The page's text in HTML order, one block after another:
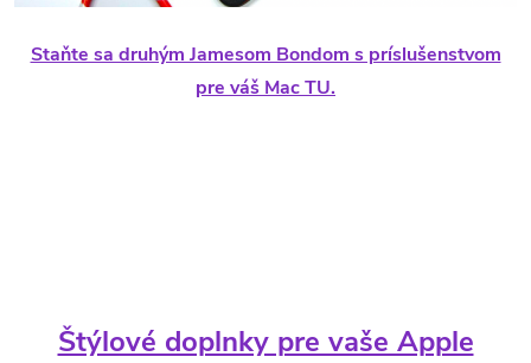
Staňte sa druhým Jamesom Bondom s príslušenstvom
pre váš Mac TU.
Štýlové doplnky pre vaše Apple